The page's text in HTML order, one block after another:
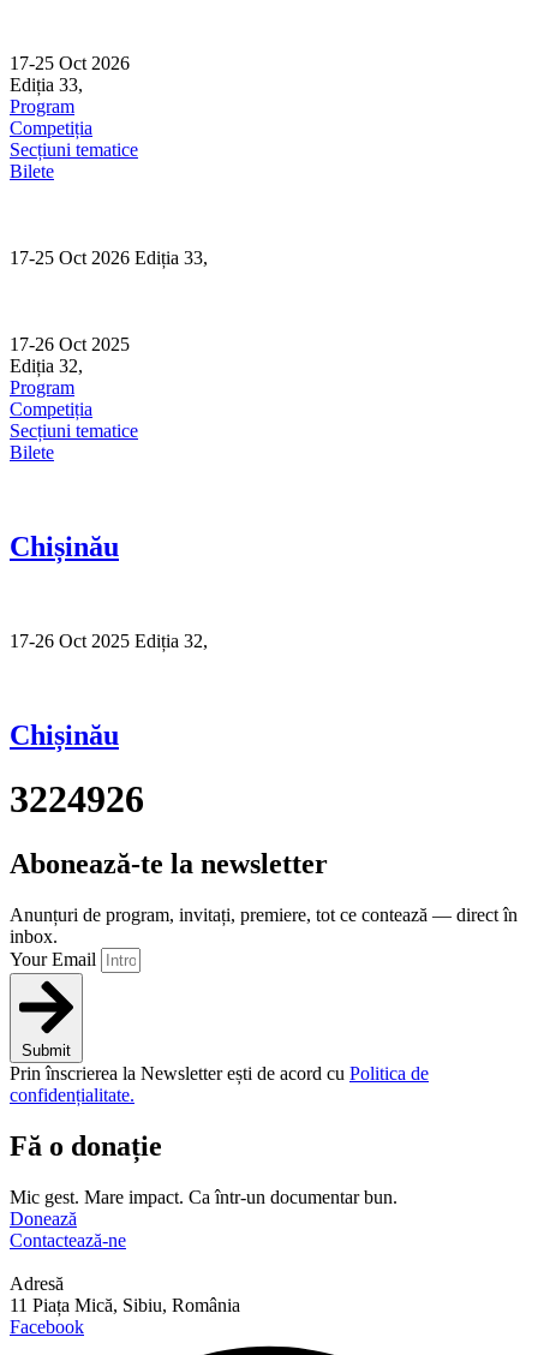
content
17-25 Oct 2026
Ediția 33,
Program
Competiția
Secțiuni tematice
Bilete
17-25 Oct 2026 Ediția 33,
17-26 Oct 2025
Ediția 32,
Program
Competiția
Secțiuni tematice
Bilete
Chișinău
17-26 Oct 2025 Ediția 32,
Chișinău
3224926
Abonează-te la newsletter
Anunțuri de program, invitați, premiere, tot ce contează — direct în
inbox.
Your Email
Submit
Prin înscrierea la Newsletter ești de acord cu Politica de
confidențialitate.
Fă o donație
Mic gest. Mare impact. Ca într-un documentar bun.
Donează
Contactează-ne
Adresă
11 Piața Mică, Sibiu, România
Facebook